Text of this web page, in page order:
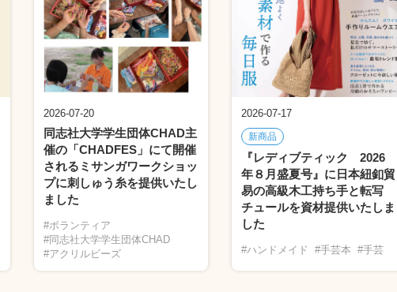
2026-07-20
同志社大学学生団体CHAD主
催の「CHADFES」にて開催
されるミサンガワークショッ
プに刺しゅう糸を提供いたし
ました
#ボランティア
#同志社大学学生団体CHAD
#アクリルビーズ
2026-07-17
新商品
『レディブティック 2026
年８月盛夏号』に日本紐釦貿
易の高級木工持ち手と転写
チュールを資材提供いたしま
した
#ハンドメイド #手芸本 #手芸